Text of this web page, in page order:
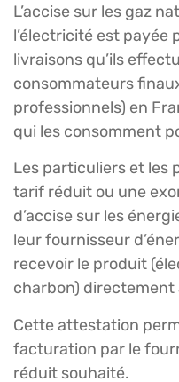
L’accise sur les gaz
l’électricité est payée
livraisons qu’ils
consommateurs
professionnels) en
qui les consomment
Les particuliers et les
tarif réduit ou une
d’accise sur les
leur fournisseur
recevoir le produit
charbon)
Cette attestation
facturation par le
réduit souhaité.